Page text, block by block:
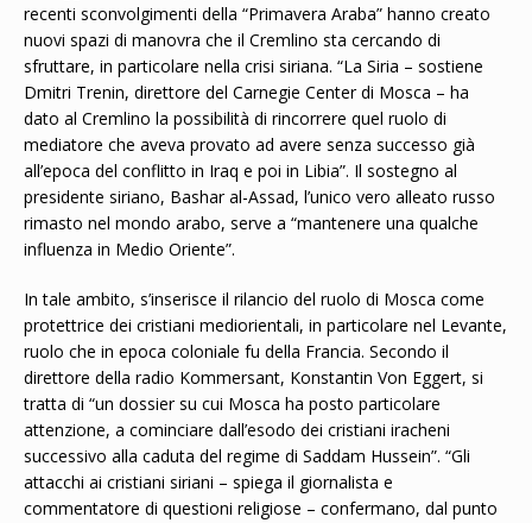
recenti sconvolgimenti della “Primavera Araba” hanno creato
nuovi spazi di manovra che il Cremlino sta cercando di
sfruttare, in particolare nella crisi siriana. “La Siria – sostiene
Dmitri Trenin, direttore del Carnegie Center di Mosca – ha
dato al Cremlino la possibilità di rincorrere quel ruolo di
mediatore che aveva provato ad avere senza successo già
all’epoca del conflitto in Iraq e poi in Libia”. Il sostegno al
presidente siriano, Bashar al-Assad, l’unico vero alleato russo
rimasto nel mondo arabo, serve a “mantenere una qualche
influenza in Medio Oriente”.
In tale ambito, s’inserisce il rilancio del ruolo di Mosca come
protettrice dei cristiani mediorientali, in particolare nel Levante,
ruolo che in epoca coloniale fu della Francia. Secondo il
direttore della radio Kommersant, Konstantin Von Eggert, si
tratta di “un dossier su cui Mosca ha posto particolare
attenzione, a cominciare dall’esodo dei cristiani iracheni
successivo alla caduta del regime di Saddam Hussein”. “Gli
attacchi ai cristiani siriani – spiega il giornalista e
commentatore di questioni religiose – confermano, dal punto